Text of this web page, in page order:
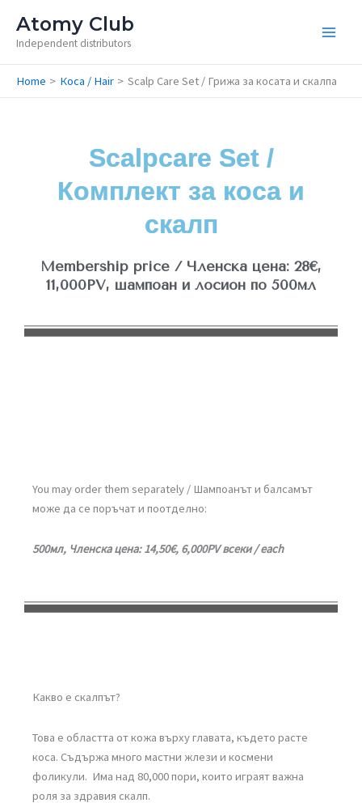
content
Atomy Club
Independent distributors
Home Коса / Hair Scalp Care Set / Грижа за косата и скалпа
Scalpcare Set /
Комплект за коса и
скалп​
Membership price / Членска цена: 28€,
11,000PV, шампоан и лосион по 500мл​
You may order them separately / Шампоанът и балсамът
може да се поръчат и поотделно:
500мл, Членска цена: 14,50€, 6,000PV всеки / each
Какво е скалпът?
Това е областта от кожа върху главата, където расте
коса. Съдържа много мастни жлези и космени
фоликули. Има над 80,000 пори, които играят важна
роля за здравия скалп.